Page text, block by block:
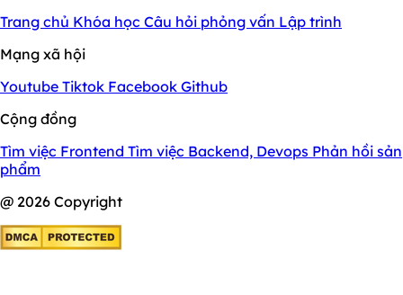
Trang chủ Khóa học Câu hỏi phỏng vấn Lập trình
Mạng xã hội
Youtube Tiktok Facebook Github
Cộng đồng
Tìm việc Frontend Tìm việc Backend, Devops Phản hồi sản
phẩm
@ 2026 Copyright